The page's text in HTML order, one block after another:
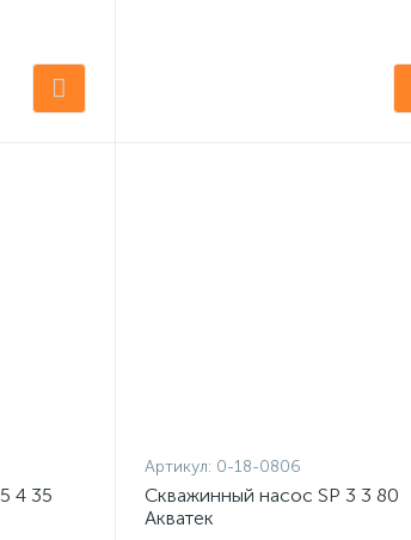
4 35
Артикул: 0-18-0806
Скважинный насос SP 3 3 80
Акватек